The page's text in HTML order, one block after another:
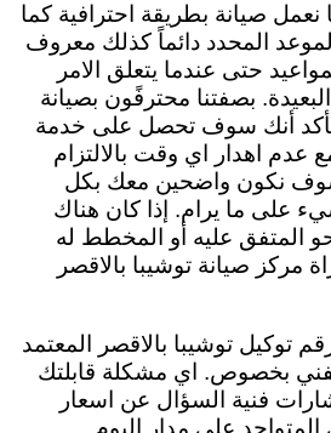
نعمل صيانة بطريقة احترافية كما
المحدد دائماً كذلك معروف
حتى عندما يتعلق الامر
بصفتنا محترفًون بصيانة
تأكد أنك سوف تحصل على خدمة
عدم اهدار اي وقت بالالتزام
سوف نكون واضحين معك بكل
على ما يرام. إذا كان هناك
المتفق عليه أو المخطط له
مركز صيانة توشيبا بالاقصر
توكيل توشيبا بالاقصر المعتمد
بخصوص. اي مشكلة قابلتك
فنية السؤال عن اسعار